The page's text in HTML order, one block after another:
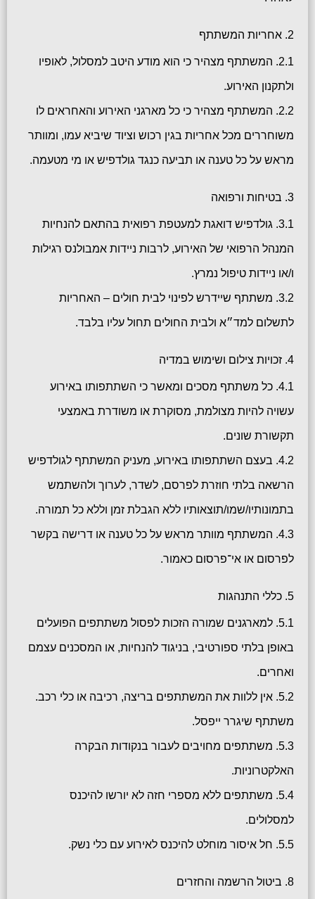
2. אחריות המשתתף
2.1. המשתתף מצהיר כי הוא מודע היטב למסלול, לאופיו
ולתקנון האירוע.
2.2. המשתתף מצהיר כי כל מארגני האירוע והאחראים לו
משוחררים מכל אחריות בגין רכוש וציוד שיביא עמו, ומוותר
מראש על כל טענה או תביעה כנגד גולדפיש או מי מטעמה.
3. בטיחות ורפואה
3.1. גולדפיש דואגת למעטפת רפואית בהתאם להנחיות
המנהל הרפואי של האירוע, לרבות ניידות אמבולנס רגילות
ו/או ניידות טיפול נמרץ.
3.2. משתתף שיידרש לפינוי לבית חולים – האחריות
לתשלום למד״א ולבית החולים תחול עליו בלבד.
4. זכויות צילום ושימוש במדיה
4.1. כל משתתף מסכים ומאשר כי השתתפותו באירוע
עשויה להיות מצולמת, מסוקרת או משודרת באמצעי
תקשורת שונים.
4.2. בעצם השתתפותו באירוע, מעניק המשתתף לגולדפיש
הרשאה בלתי חוזרת לפרסם, לשדר, לערוך ולהשתמש
בתמונותיו/שמו/תוצאותיו ללא הגבלת זמן וללא כל תמורה.
4.3. המשתתף מוותר מראש על כל טענה או דרישה בקשר
לפרסום או אי־פרסום כאמור.
5. כללי התנהגות
5.1. למארגנים שמורה הזכות לפסול משתתפים הפועלים
באופן בלתי ספורטיבי, בניגוד להנחיות, או המסכנים עצמם
ואחרים.
5.2. אין ללוות את המשתתפים בריצה, רכיבה או כלי רכב.
משתתף שיגרר ייפסל.
5.3. משתתפים מחויבים לעבור בנקודות הבקרה
האלקטרוניות.
5.4. משתתפים ללא מספרי חזה לא יורשו להיכנס
למסלולים.
5.5. חל איסור מוחלט להיכנס לאירוע עם כלי נשק.
8. ביטול הרשמה והחזרים